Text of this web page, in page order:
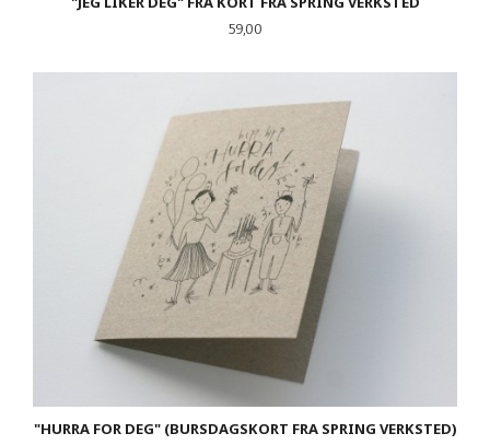
Pris
59,00
"HURRA FOR DEG" (BURSDAGSKORT FRA SPRING VERKSTED)